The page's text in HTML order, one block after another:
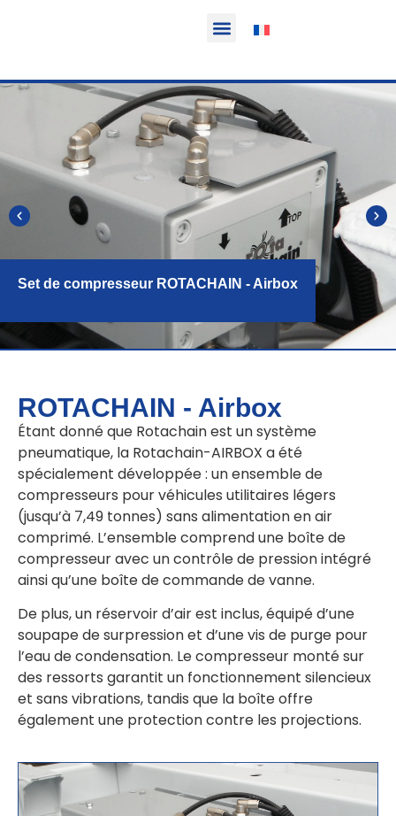
Set de compresseur ROTACHAIN - Airbox
ROTACHAIN - Airbox
Étant donné que Rotachain est un système
pneumatique, la Rotachain-AIRBOX a été
spécialement développée : un ensemble de
compresseurs pour véhicules utilitaires légers
(jusqu’à 7,49 tonnes) sans alimentation en air
comprimé. L’ensemble comprend une boîte de
compresseur avec un contrôle de pression intégré
ainsi qu’une boîte de commande de vanne.
De plus, un réservoir d’air est inclus, équipé d’une
soupape de surpression et d’une vis de purge pour
l’eau de condensation. Le compresseur monté sur
des ressorts garantit un fonctionnement silencieux
et sans vibrations, tandis que la boîte offre
également une protection contre les projections.